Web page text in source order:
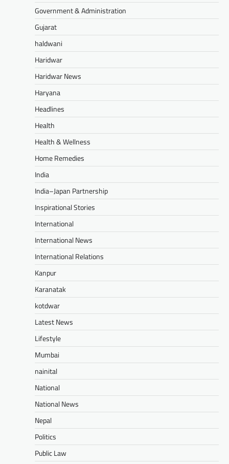
Government & Administration
Gujarat
haldwani
Haridwar
Haridwar News
Haryana
Headlines
Health
Health & Wellness
Home Remedies
India
India–Japan Partnership
Inspirational Stories
International
International News
International Relations
Kanpur
Karanatak
kotdwar
Latest News
Lifestyle
Mumbai
nainital
National
National News
Nepal
Politics
Public Law